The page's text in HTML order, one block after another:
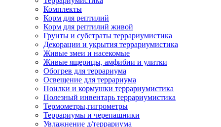
Комплекты
Корм для рептилий
Корм для рептилий живой
Грунты и субстраты террариумистика
Декорации и укрытия террариумистика
Живые змеи и насекомые
Живые ящерицы, амфибии и улитки
Обогрев для террариума
Освещение для террариума
Поилки и кормушки террариумистика
Полезный инвентарь террариумистика
Термометры,гигрометры
Террариумы и черепашники
Увлажнение д/террариума